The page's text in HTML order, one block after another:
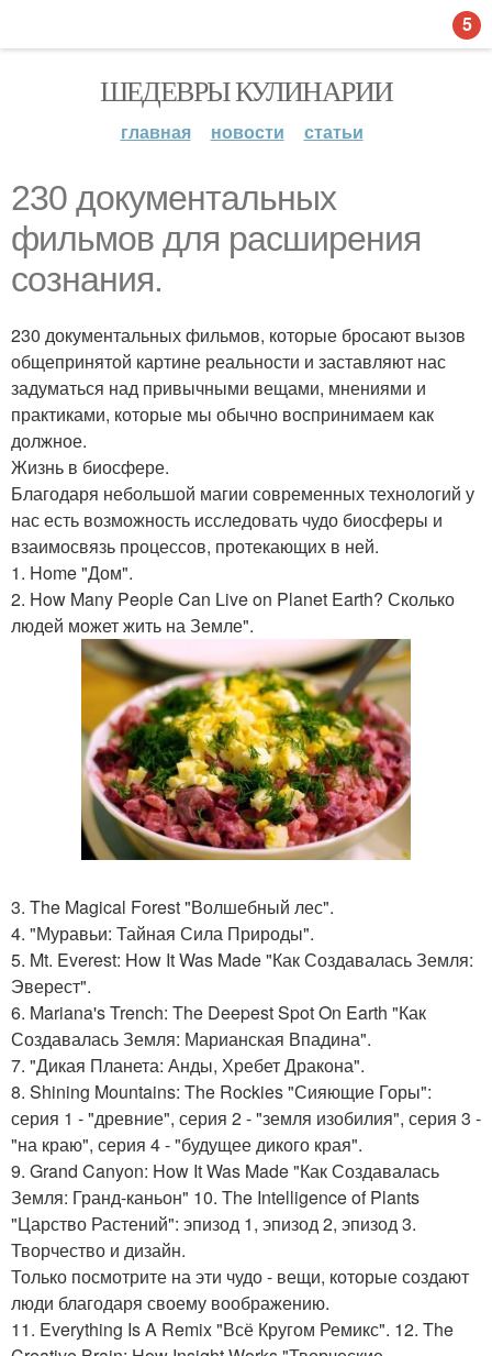
ШЕДЕВРЫ КУЛИНАРИИ
главная новости статьи
230 документальных
фильмов для расширения
сознания.
230 документальных фильмов, которые бросают вызов
общепринятой картине реальности и заставляют нас
задуматься над привычными вещами, мнениями и
практиками, которые мы обычно воспринимаем как
должное.
Жизнь в биосфере.
Благодаря небольшой магии современных технологий у
нас есть возможность исследовать чудо биосферы и
взаимосвязь процессов, протекающих в ней.
1. Home "Дом".
2. How Many People Can Live on Planet Earth? Сколько
людей может жить на Земле".
3. The Magical Forest "Волшебный лес".
4. "Муравьи: Тайная Сила Природы".
5. Mt. Everest: How It Was Made "Как Создавалась Земля:
Эверест".
6. Mariana's Trench: The Deepest Spot On Earth "Как
Создавалась Земля: Марианская Впадина".
7. "Дикая Планета: Анды, Хребет Дракона".
8. Shining Mountains: The Rockies "Сияющие Горы":
серия 1 - "древние", серия 2 - "земля изобилия", серия 3 -
"на краю", серия 4 - "будущее дикого края".
9. Grand Canyon: How It Was Made "Как Создавалась
Земля: Гранд-каньон" 10. The Intelligence of Plants
"Царство Растений": эпизод 1, эпизод 2, эпизод 3.
Творчество и дизайн.
Только посмотрите на эти чудо - вещи, которые создают
люди благодаря своему воображению.
11. Everything Is A Remix "Всё Кругом Ремикс". 12. The
5